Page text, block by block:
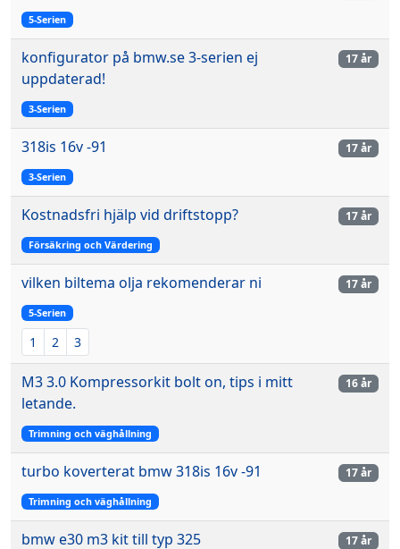
5-Serien
konfigurator på bmw.se 3-serien ej
uppdaterad!
3-Serien
17 år
318is 16v -91
3-Serien
17 år
Kostnadsfri hjälp vid driftstopp?
Försäkring och Värdering
17 år
vilken biltema olja rekomenderar ni
5-Serien
1 2 3
17 år
M3 3.0 Kompressorkit bolt on, tips i mitt
letande.
Trimning och väghållning
16 år
turbo koverterat bmw 318is 16v -91
Trimning och väghållning
17 år
bmw e30 m3 kit till typ 325 17 år